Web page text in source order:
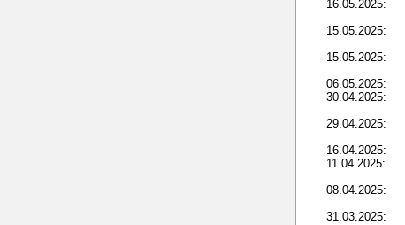
16.05.2025:
15.05.2025:
15.05.2025:
06.05.2025:
30.04.2025:
29.04.2025:
16.04.2025:
11.04.2025:
08.04.2025:
31.03.2025: